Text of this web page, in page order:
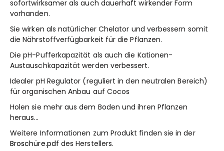
sofortwirksamer als auch dauerhaft wirkender Form
vorhanden.
Sie wirken als natürlicher Chelator und verbessern somit
die Nährstoffverfügbarkeit für die Pflanzen.
Die pH-Pufferkapazität als auch die Kationen-
Austauschkapazität werden verbessert.
Idealer pH Regulator (reguliert in den neutralen Bereich)
für organischen Anbau auf Cocos
Holen sie mehr aus dem Boden und ihren Pflanzen
heraus…
Weitere Informationen zum Produkt finden sie in der
Broschüre.pdf des Herstellers.